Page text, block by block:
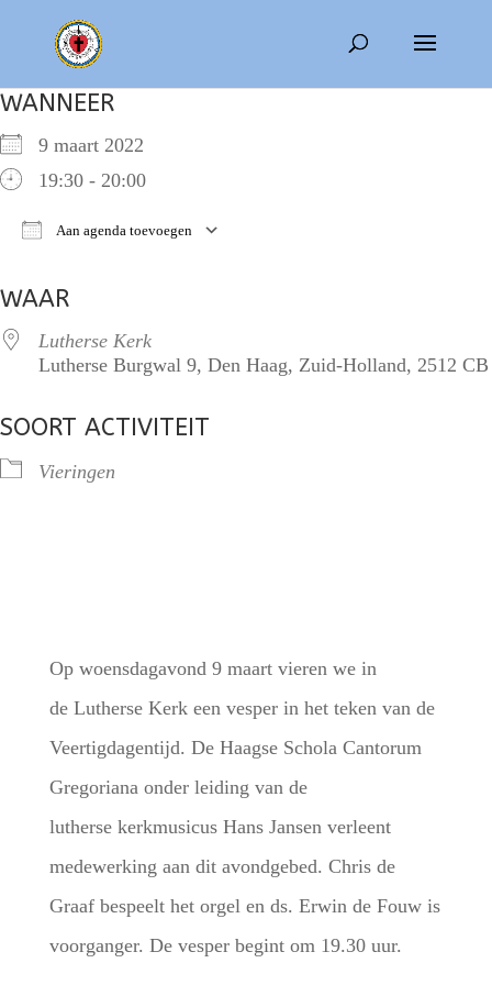
WANNEER
9 maart 2022
19:30 - 20:00
Aan agenda toevoegen
WAAR
Lutherse Kerk
Lutherse Burgwal 9, Den Haag, Zuid-Holland, 2512 CB
SOORT ACTIVITEIT
Vieringen
Op woensdagavond 9 maart vieren we in
de Lutherse Kerk een vesper in het teken van de
Veertigdagentijd. De Haagse Schola Cantorum
Gregoriana onder leiding van de
lutherse kerkmusicus Hans Jansen verleent
medewerking aan dit avondgebed. Chris de
Graaf bespeelt het orgel en ds. Erwin de Fouw is
voorganger. De vesper begint om 19.30 uur.